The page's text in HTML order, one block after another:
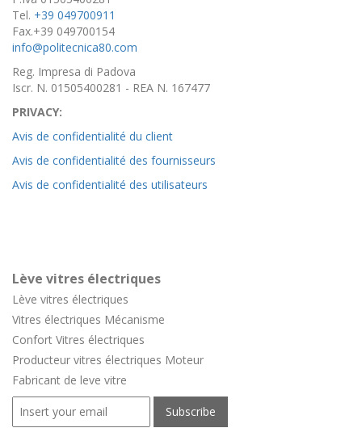
Tel. +39 049700911
Fax.+39 049700154
info@politecnica80.com
Reg. Impresa di Padova
Iscr. N. 01505400281 - REA N. 167477
PRIVACY:
Avis de confidentialité du client
Avis de confidentialité des fournisseurs
Avis de confidentialité des utilisateurs
Lève vitres électriques
Lève vitres électriques
Vitres électriques Mécanisme
Confort Vitres électriques
Producteur vitres électriques Moteur
Fabricant de leve vitre